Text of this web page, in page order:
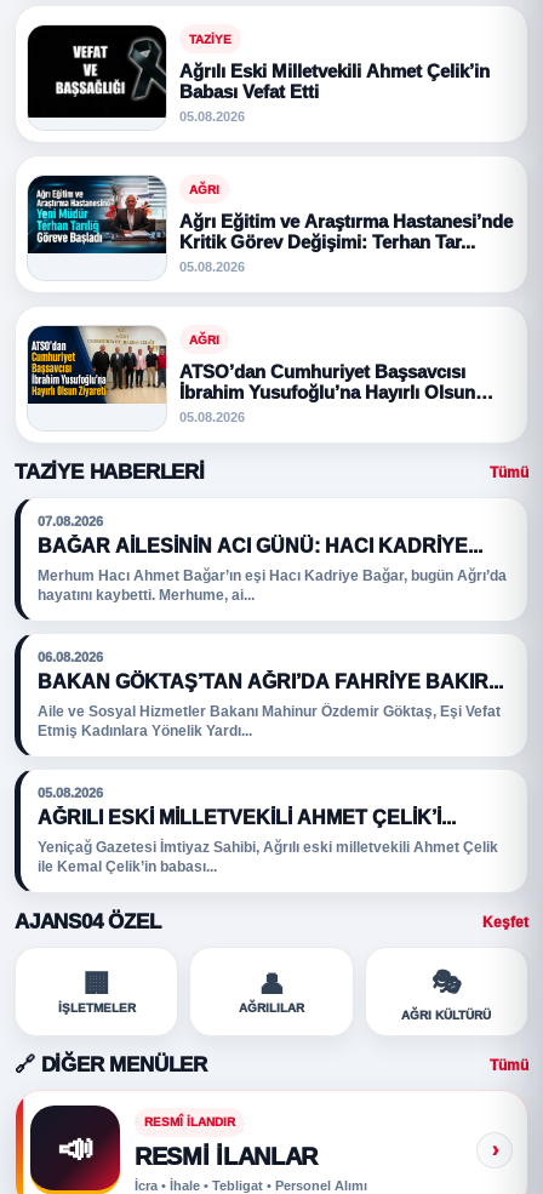
TAZIYE
Ağrılı Eski Milletvekili Ahmet Çelik’in
Babası Vefat Etti
05.08.2026
AĞRI
Ağrı Eğitim ve Araştırma Hastanesi’nde
Kritik Görev Değişimi: Terhan Tar...
05.08.2026
AĞRI
ATSO’dan Cumhuriyet Başsavcısı
İbrahim Yusufoğlu’na Hayırlı Olsun
Ziyare...
05.08.2026
TAZIYE HABERLERI Tümü
07.08.2026
BAĞAR AILESININ ACI GÜNÜ: HACI KADRIYE...
Merhum Hacı Ahmet Bağar’ın eşi Hacı Kadriye Bağar, bugün Ağrı’da
hayatını kaybetti. Merhume, ai...
06.08.2026
BAKAN GÖKTAŞ’TAN AĞRI’DA FAHRIYE BAKIR...
Aile ve Sosyal Hizmetler Bakanı Mahinur Özdemir Göktaş, Eşi Vefat
Etmiş Kadınlara Yönelik Yardı...
05.08.2026
AĞRILI ESKI MILLETVEKILI AHMET ÇELIK’I...
Yeniçağ Gazetesi İmtiyaz Sahibi, Ağrılı eski milletvekili Ahmet Çelik
ile Kemal Çelik’in babası...
AJANS04 ÖZEL Keşfet
🏢
İŞLETMELER
👤
AĞRILILAR
🎭
AĞRI KÜLTÜRÜ
🔗 DIĞER MENÜLER Tümü
📣
RESMÎ İLANDIR
RESMI İLANLAR
İcra • İhale • Tebligat • Personel Alımı
›